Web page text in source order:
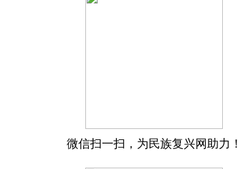
微信扫一扫，为民族复兴网助力！